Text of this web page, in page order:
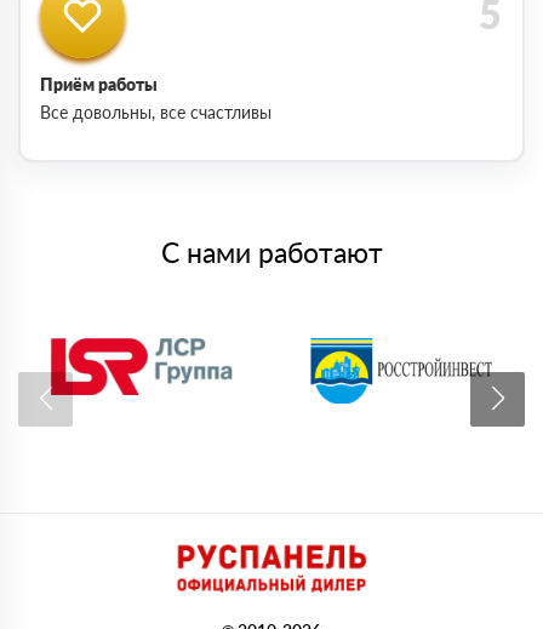
Приём работы
Все довольны, все счастливы
С нами работают